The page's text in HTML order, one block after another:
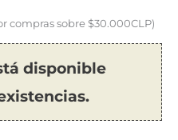
compras sobre $30.000CLP)
disponible